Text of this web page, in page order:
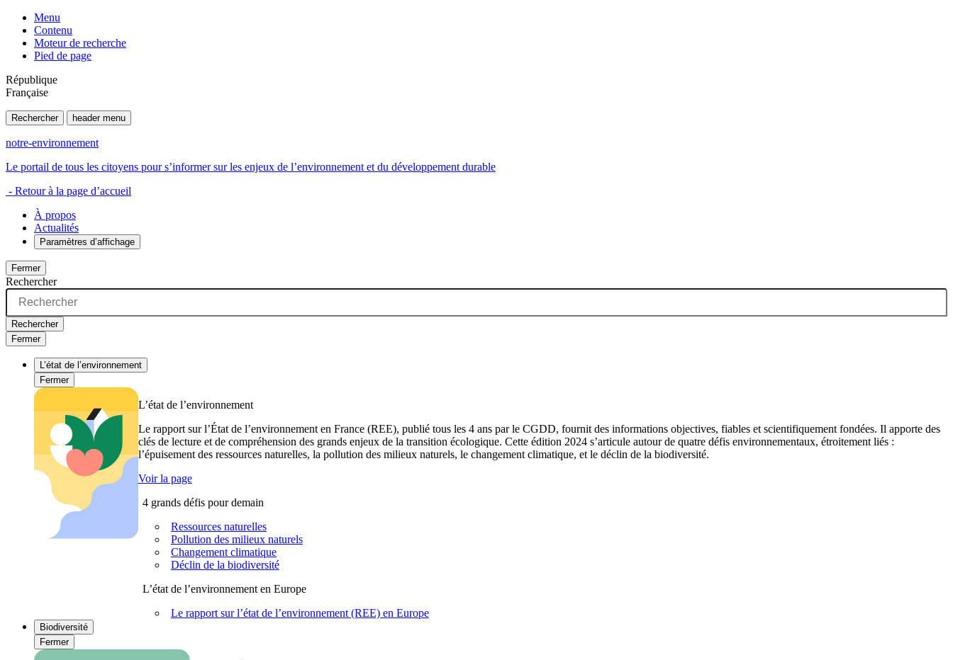
Menu
Contenu
Moteur de recherche
Pied de page
République
Française
Rechercher header menu
notre-environnement
Le portail de tous les citoyens pour s’informer sur les enjeux de l’environnement et du développement durable
- Retour à la page d’accueil
À propos
Actualités
Paramètres d’affichage
Fermer
Rechercher
Rechercher
Fermer
L’état de l’environnement
Fermer
L’état de l’environnement
Le rapport sur l’État de l’environnement en France (REE), publié tous les 4 ans par le CGDD, fournit des informations objectives, fiables et scientifiquement fondées. Il apporte des
clés de lecture et de compréhension des grands enjeux de la transition écologique. Cette édition 2024 s’articule autour de quatre défis environnementaux, étroitement liés :
l’épuisement des ressources naturelles, la pollution des milieux naturels, le changement climatique, et le déclin de la biodiversité.
Voir la page
4 grands défis pour demain
Ressources naturelles
Pollution des milieux naturels
Changement climatique
Déclin de la biodiversité
L’état de l’environnement en Europe
Le rapport sur l’état de l’environnement (REE) en Europe
Biodiversité
Fermer